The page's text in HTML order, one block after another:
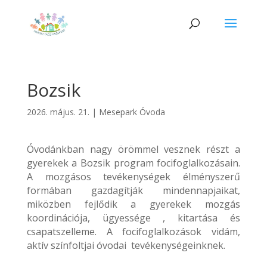
Bozsik
2026. május. 21. | Mesepark Óvoda
Óvodánkban nagy örömmel vesznek részt a
gyerekek a Bozsik program focifoglalkozásain.
A mozgásos tevékenységek élményszerű
formában gazdagítják mindennapjaikat,
miközben fejlődik a gyerekek mozgás
koordinációja, ügyessége , kitartása és
csapatszelleme. A focifoglalkozások vidám,
aktív színfoltjai óvodai tevékenységeinknek.